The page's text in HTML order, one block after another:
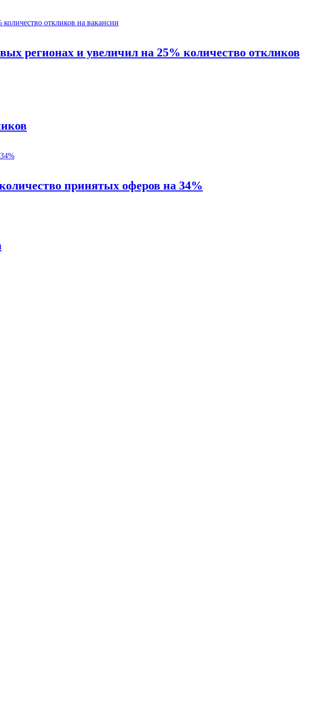
регионах и увеличил на 25% количество откликов
принятых оферов на 34%